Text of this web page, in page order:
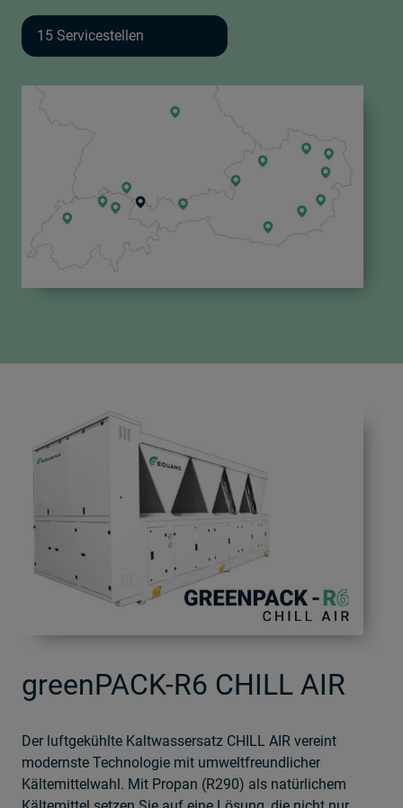
15 Servicestellen
greenPACK-R6 CHILL AIR
Der luftgekühlte Kaltwassersatz CHILL AIR vereint
modernste Technologie mit umweltfreundlicher
Kältemittelwahl. Mit Propan (R290) als natürlichem